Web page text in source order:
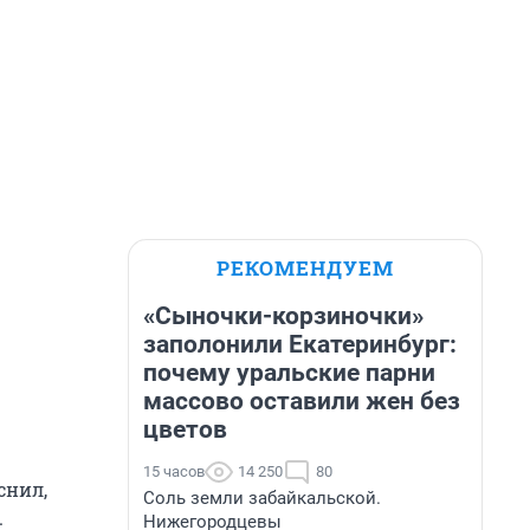
РЕКОМЕНДУЕМ
«Сыночки-корзиночки»
заполонили Екатеринбург:
почему уральские парни
массово оставили жен без
цветов
15 часов 14 250 80
Соль земли забайкальской.
Нижегородцевы